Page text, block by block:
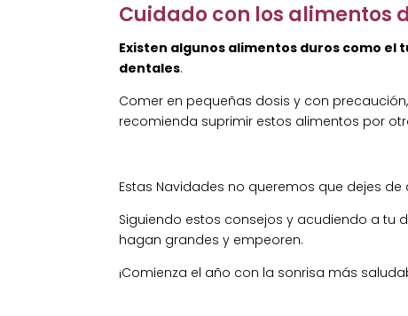
Cuidado con los alimentos
Existen algunos alimentos duros como el
dentales.
Comer en pequeñas dosis y con
recomienda suprimir estos alimentos por
Estas Navidades no queremos que dejes
Siguiendo estos consejos y acudiendo a tu
hagan grandes y empeoren.
¡Comienza el año con la sonrisa más